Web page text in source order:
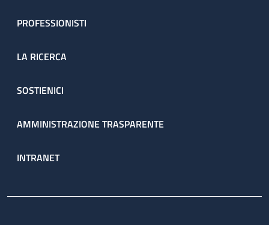
PROFESSIONISTI
LA RICERCA
SOSTIENICI
AMMINISTRAZIONE TRASPARENTE
INTRANET